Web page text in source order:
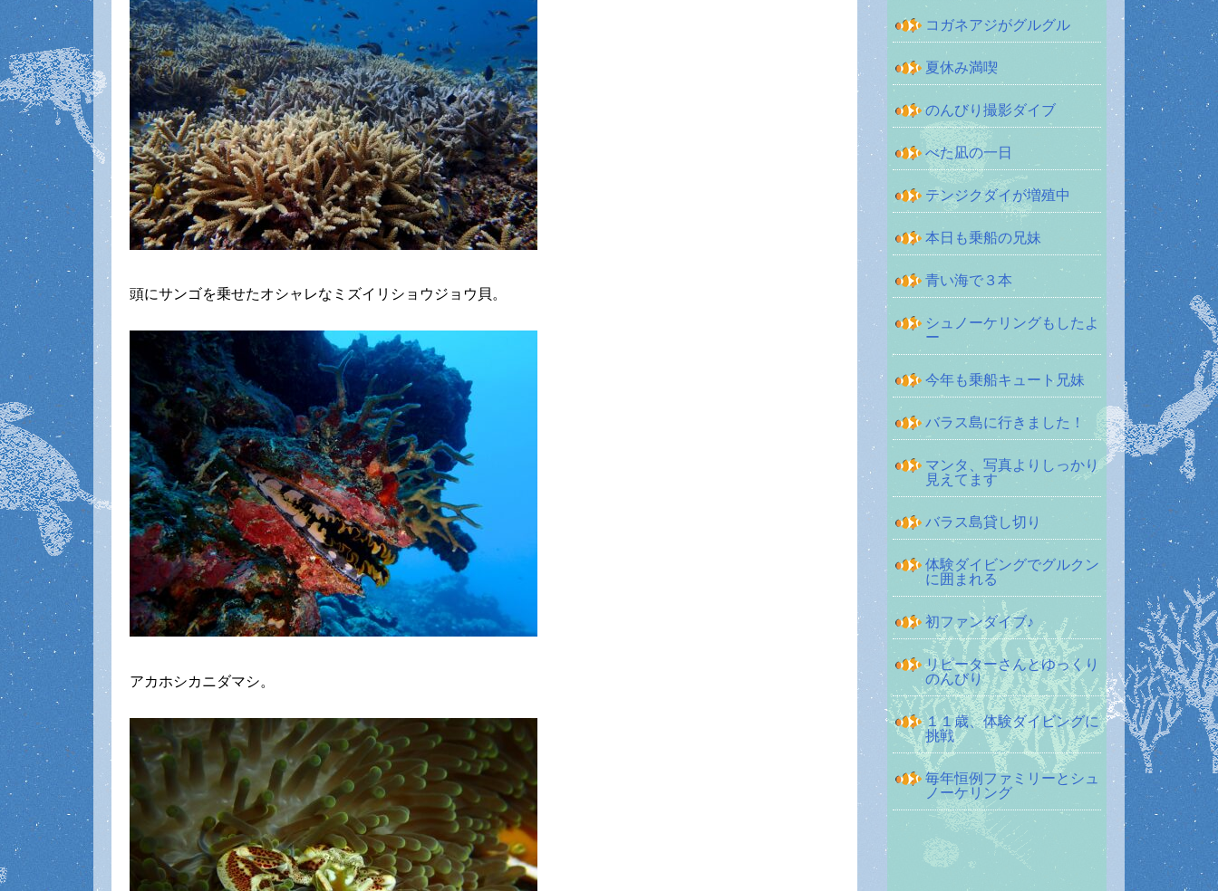
頭にサンゴを乗せたオシャレなミズイリショウジョウ貝。
アカホシカニダマシ。
コガネアジがグルグル
夏休み満喫
のんびり撮影ダイブ
べた凪の一日
テンジクダイが増殖中
本日も乗船の兄妹
青い海で３本
シュノーケリングもしたよ
ー
今年も乗船キュート兄妹
バラス島に行きました！
マンタ、写真よりしっかり
見えてます
バラス島貸し切り
体験ダイビングでグルクン
に囲まれる
初ファンダイブ♪
リピーターさんとゆっくり
のんびり
１１歳、体験ダイビングに
挑戦
毎年恒例ファミリーとシュ
ノーケリング